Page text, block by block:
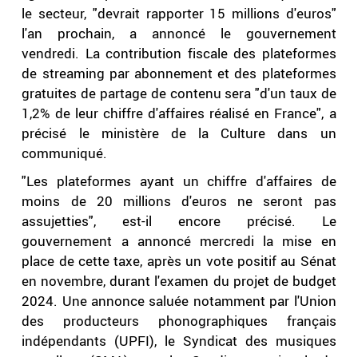
le secteur, "devrait rapporter 15 millions d'euros"
l'an prochain, a annoncé le gouvernement
vendredi. La contribution fiscale des plateformes
de streaming par abonnement et des plateformes
gratuites de partage de contenu sera "d'un taux de
1,2% de leur chiffre d'affaires réalisé en France", a
précisé le ministère de la Culture dans un
communiqué.
"Les plateformes ayant un chiffre d'affaires de
moins de 20 millions d'euros ne seront pas
assujetties", est-il encore précisé. Le
gouvernement a annoncé mercredi la mise en
place de cette taxe, après un vote positif au Sénat
en novembre, durant l'examen du projet de budget
2024. Une annonce saluée notamment par l'Union
des producteurs phonographiques français
indépendants (UPFI), le Syndicat des musiques